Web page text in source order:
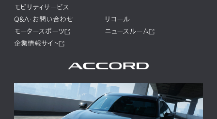
モビリティサービス
Q&A・お問い合わせ
リコール
モータースポーツ
ニュースルーム
企業情報サイト